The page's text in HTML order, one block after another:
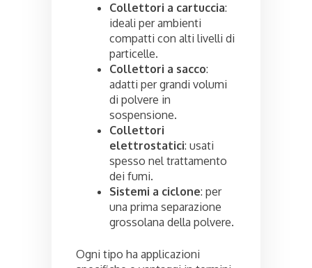
Collettori a cartuccia:
ideali per ambienti
compatti con alti livelli di
particelle.
Collettori a sacco:
adatti per grandi volumi
di polvere in
sospensione.
Collettori
elettrostatici: usati
spesso nel trattamento
dei fumi.
Sistemi a ciclone: per
una prima separazione
grossolana della polvere.
Ogni tipo ha applicazioni